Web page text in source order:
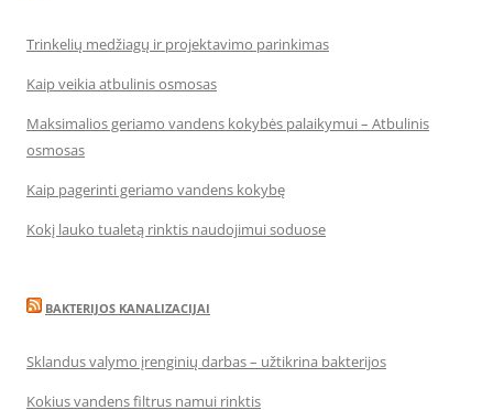
Trinkelių medžiagų ir projektavimo parinkimas
Kaip veikia atbulinis osmosas
Maksimalios geriamo vandens kokybės palaikymui – Atbulinis
osmosas
Kaip pagerinti geriamo vandens kokybę
Kokį lauko tualetą rinktis naudojimui soduose
BAKTERIJOS KANALIZACIJAI
Sklandus valymo įrenginių darbas – užtikrina bakterijos
Kokius vandens filtrus namui rinktis